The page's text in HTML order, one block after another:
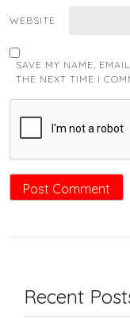
WEBSITE
SAVE MY NAME,
THE NEXT TIME I
Recent